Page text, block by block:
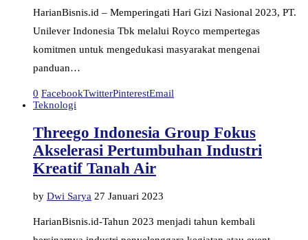
HarianBisnis.id – Memperingati Hari Gizi Nasional 2023, PT.
Unilever Indonesia Tbk melalui Royco mempertegas
komitmen untuk mengedukasi masyarakat mengenai
panduan…
0 FacebookTwitterPinterestEmail
Teknologi
Threego Indonesia Group Fokus
Akselerasi Pertumbuhan Industri
Kreatif Tanah Air
by Dwi Sarya 27 Januari 2023
HarianBisnis.id-Tahun 2023 menjadi tahun kembali